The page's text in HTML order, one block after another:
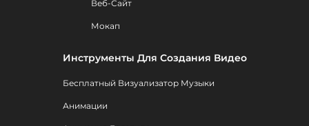
Веб-Сайт
Мокап
Инструменты Для Создания Видео
Бесплатный Визуализатор Музыки
Анимации